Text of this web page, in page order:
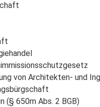
von Architekten- und
(§ 650m Abs. 2 BGB)